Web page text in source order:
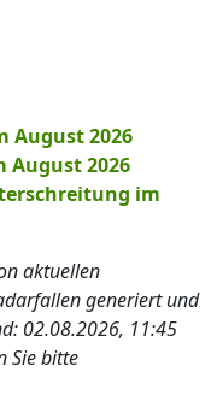
August 2026
August 2026
im
aktuellen
generiert und
02.08.2026, 11:45
Sie bitte